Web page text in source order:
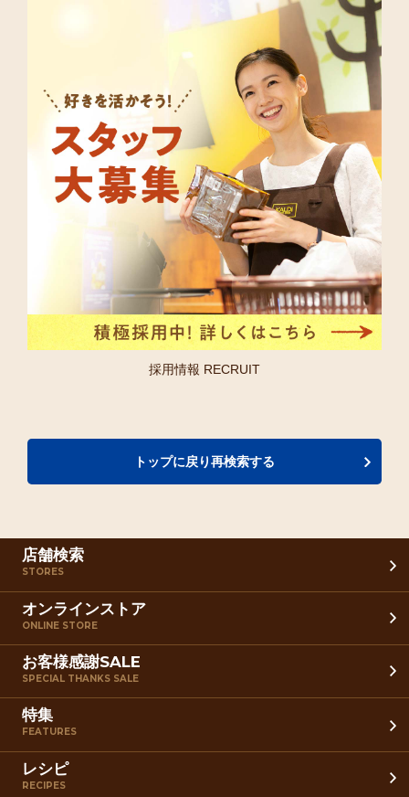
採用情報 RECRUIT
トップに戻り再検索する
店舗検索
STORES
オンラインストア
ONLINE STORE
お客様感謝SALE
SPECIAL THANKS SALE
特集
FEATURES
レシピ
RECIPES